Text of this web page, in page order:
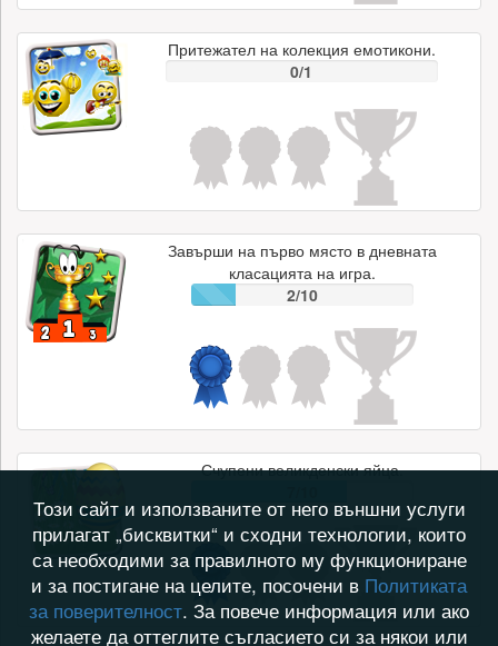
Притежател на колекция емотикони.
0/1
Завърши на първо място в дневната
класацията на игра.
2/10
Счупени великденски яйца.
Този сайт и използваните от него външни услуги
прилагат „бисквитки“ и сходни технологии, които
са необходими за правилното му функциониране
и за постигане на целите, посочени в Политиката
за поверителност. За повече информация или ако
желаете да оттеглите съгласието си за някои или